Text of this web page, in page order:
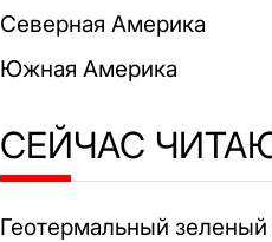
Северная Америка
Южная Америка
СЕЙЧАС
Геотермальный